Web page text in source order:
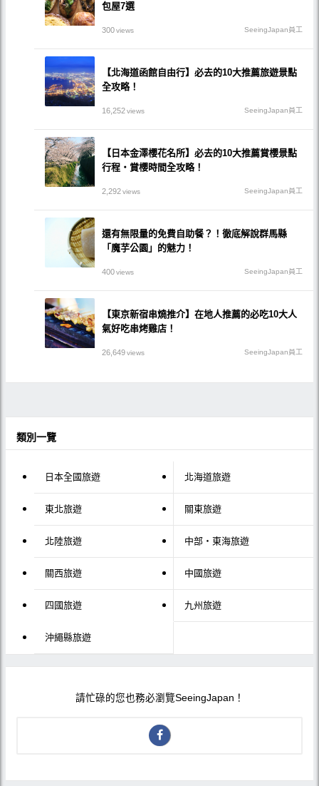
包屋7選
300views SeeingJapan員工
【北海道函館自由行】必去的10大推薦旅遊景點
全攻略！
16,252views SeeingJapan員工
【日本金澤櫻花名所】必去的10大推薦賞櫻景點
行程・賞櫻時間全攻略！
2,292views SeeingJapan員工
還有無限量的免費自助餐？！徹底解說群馬縣
「魔芋公園」的魅力！
400views SeeingJapan員工
【東京新宿串燒推介】在地人推薦的必吃10大人
氣好吃串烤雞店！
26,649views SeeingJapan員工
類別一覽
日本全國旅遊 北海道旅遊
東北旅遊 關東旅遊
北陸旅遊 中部・東海旅遊
關西旅遊 中國旅遊
四國旅遊 九州旅遊
沖繩縣旅遊
請忙碌的您也務必瀏覽SeeingJapan！